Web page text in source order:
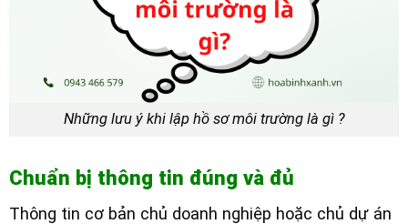
Những lưu ý khi lập hồ sơ môi trường là gì ?
Chuẩn bị thông tin đúng và đủ
Thông tin cơ bản chủ doanh nghiệp hoặc chủ dự án